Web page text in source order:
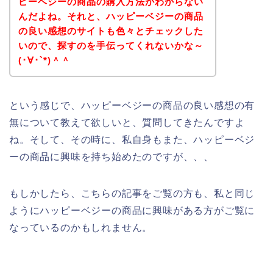
んだよね。それと、ハッピーベジーの商品
の良い感想のサイトも色々とチェックした
いので、探すのを手伝ってくれないかな～
(･∀･`*)＾＾
という感じで、ハッピーベジーの商品の良い感想の有
無について教えて欲しいと、質問してきたんですよ
ね。そして、その時に、私自身もまた、ハッピーベジ
ーの商品に興味を持ち始めたのですが、、、
もしかしたら、こちらの記事をご覧の方も、私と同じ
ようにハッピーベジーの商品に興味がある方がご覧に
なっているのかもしれません。